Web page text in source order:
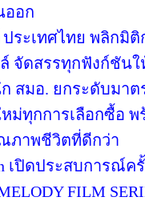
ออก
ประเทศไทย พลิกมิ
จัดสรรทุกฟังก์ชัน
สมอ. ยกระดับมา
ม่ทุกการเลือกซื้อ
ภาพชีวิตที่ดีกว่า
เปิดประสบการณ์
FILM